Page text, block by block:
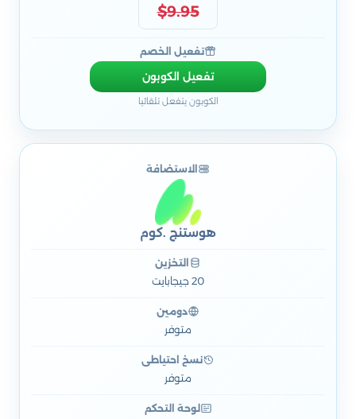
$9.95
تفعيل الخصم
تفعيل الكوبون
الكوبون يتفعل تلقائيا
الاستضافة
هوستنج .كوم
التخزين
20 جيجابايت
دومين
متوفر
نسخ احتياطي
متوفر
لوحة التحكم